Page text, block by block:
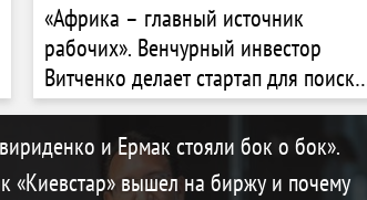
«Африка – главный источник
рабочих». Венчурный инвестор
Витченко делает стартап для поиска
работников на заводы. Как
заработать на перевозке мигрантов
и Ермак стояли бок о бок».
«Киевстар» вышел на биржу и почему